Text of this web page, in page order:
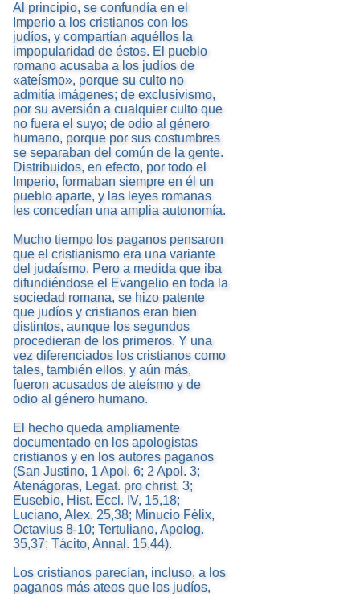
Al principio, se confundía en el
Imperio a los cristianos con los
judíos, y compartían aquéllos la
impopularidad de éstos. El pueblo
romano acusaba a los judíos de
«ateísmo», porque su culto no
admitía imágenes; de exclusivismo,
por su aversión a cualquier culto que
no fuera el suyo; de odio al género
humano, porque por sus costumbres
se separaban del común de la gente.
Distribuidos, en efecto, por todo el
Imperio, formaban siempre en él un
pueblo aparte, y las leyes romanas
les concedían una amplia autonomía.
Mucho tiempo los paganos pensaron
que el cristianismo era una variante
del judaísmo. Pero a medida que iba
difundiéndose el Evangelio en toda la
sociedad romana, se hizo patente
que judíos y cristianos eran bien
distintos, aunque los segundos
procedieran de los primeros. Y una
vez diferenciados los cristianos como
tales, también ellos, y aún más,
fueron acusados de ateísmo y de
odio al género humano.
El hecho queda ampliamente
documentado en los apologistas
cristianos y en los autores paganos
(San Justino, 1 Apol. 6; 2 Apol. 3;
Atenágoras, Legat. pro christ. 3;
Eusebio, Hist. Eccl. IV, 15,18;
Luciano, Alex. 25,38; Minucio Félix,
Octavius 8-10; Tertuliano, Apolog.
35,37; Tácito, Annal. 15,44).
Los cristianos parecían, incluso, a los
paganos más ateos que los judíos,